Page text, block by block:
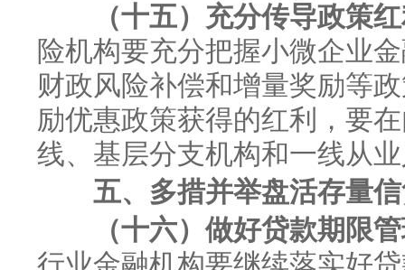
（十五）充分传导政策
险机构要充分把握小微企业
财政风险补偿和增量奖励等
励优惠政策获得的红利，要
线、基层分支机构和一线从
五、多措并举盘活存量
（十六）做好贷款期限